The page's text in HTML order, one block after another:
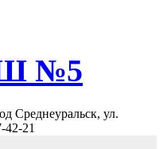
№5
Среднеуральск, ул.
42-21